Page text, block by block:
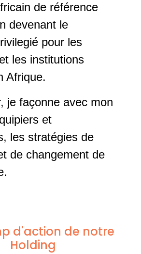
de référence
devenant le
pour les
les institutions
Afrique.
je façonne avec mon
et
les stratégies de
de changement de
d'action de notre
Holding